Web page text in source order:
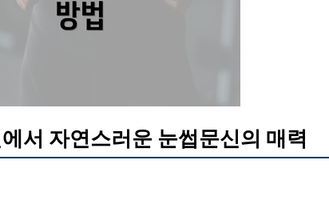
서 자연스러운 눈썹문신의 매력